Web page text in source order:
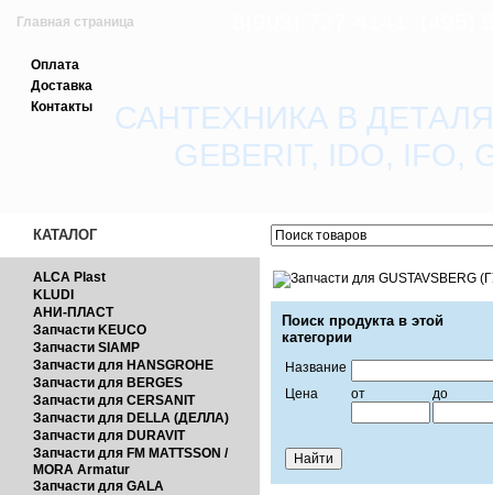
Главная страница
Зарегистрироваться
Вход с паролем
Оплата
Доставка
Контакты
САНТЕХНИКА В
GEBERIT, IDO, IFO,
КАТАЛОГ
ALCA Plast
KLUDI
АНИ-ПЛАСТ
Запчасти KEUCO
Запчасти SIAMP
Запчасти для HANSGROHE
Запчасти для BERGES
Запчасти для CERSANIT
Запчасти для DELLA (ДЕЛЛА)
Запчасти для DURAVIT
Запчасти для FM MATTSSON /
MORA Armatur
Запчасти для GALA
Поиск продукта в этой
категории
Название
Цена
от до